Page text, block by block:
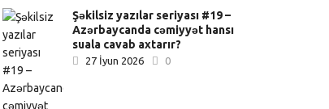
Şəkilsiz yazılar seriyası #19 –
Azərbaycanda cəmiyyət hansı
suala cavab axtarır?
27 İyun 2026 0